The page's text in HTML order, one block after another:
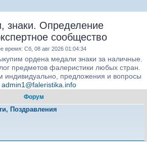
знаки. Определение
сообщество
время: Сб, 08 авг 2026 01:04:34
ордена медали знаки за наличные.
предметов фалеристики любых стран.
индивидуально, предложения и вопросы
admin1@faleristika.info
Форум
Поздравления